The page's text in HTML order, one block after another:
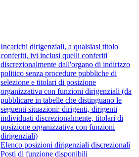
Incarichi dirigenziali, a qualsiasi titolo
conferiti, ivi inclusi quelli conferiti
discrezionalmente dall'organo di indirizzo
politico senza procedure pubbliche di
selezione e titolari di posizione
organizzativa con funzioni dirigenziali (da
pubblicare in tabelle che distinguano le
seguenti situazioni: dirigenti, dirigenti
individuati discrezionalmente, titolari di
posizione organizzativa con funzioni
dirigenziali)
Elenco posizioni dirigenziali discrezionali
Posti di funzione disponibili